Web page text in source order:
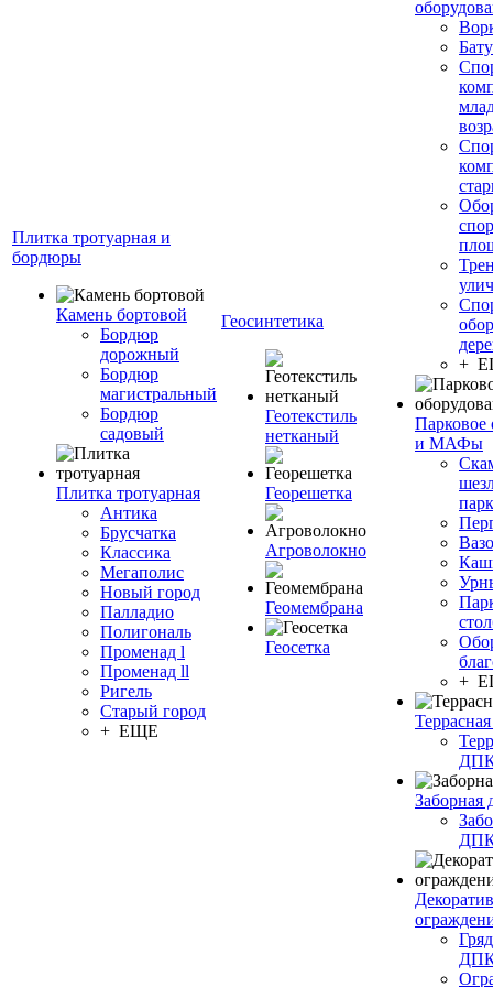
Плитка тротуарная и
бордюры
Камень бортовой
Бордюр
дорожный
Бордюр
магистральный
Бордюр
садовый
Плитка тротуарная
Антика
Брусчатка
Классика
Мегаполис
Новый город
Палладио
Полигональ
Променад l
Променад ll
Ригель
Старый город
+ ЕЩЕ
Геосинтетика
Геотекстиль
нетканый
Георешетка
Агроволокно
Геомембрана
Геосетка
+
Парковое
и МАФы
+
Заборная